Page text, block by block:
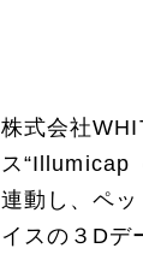
株式会社
ス“Illumicap
連動し、ペ
イスの３Dデ